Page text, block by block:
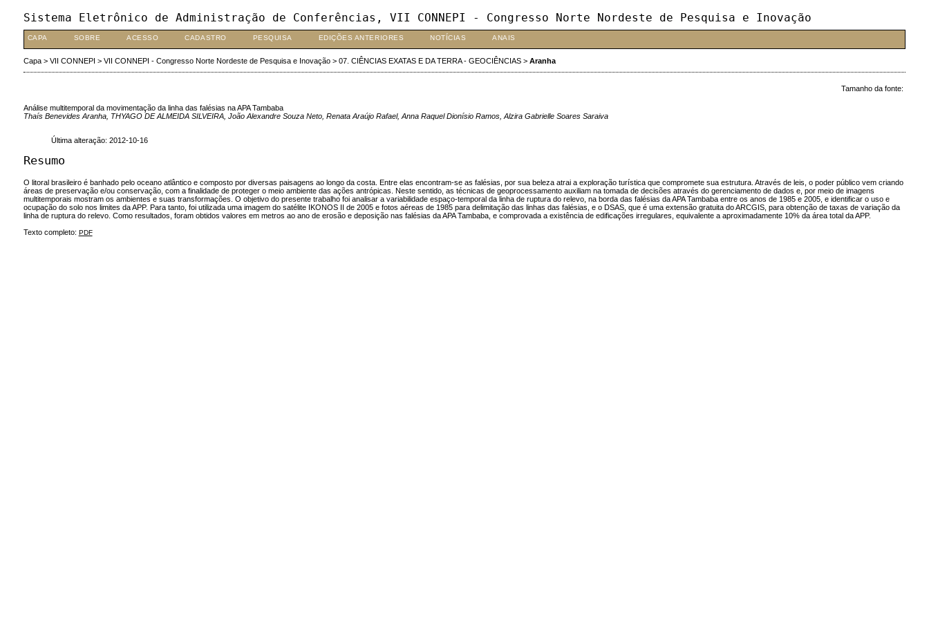
Sistema Eletrônico de Administração de Conferências, VII CONNEPI - Congresso Norte Nordeste de Pesquisa e Inovação
CAPA SOBRE ACESSO CADASTRO PESQUISA EDIÇÕES ANTERIORES NOTÍCIAS ANAIS
Capa> VII CONNEPI > VII CONNEPI - Congresso Norte Nordeste de Pesquisa e Inovação> 07. CIÊNCIAS EXATAS E DA TERRA - GEOCIÊNCIAS> Aranha
Tamanho da fonte:
Análise multitemporal da movimentação da linha das falésias na APA Tambaba
Thaís Benevides Aranha, THYAGO DE ALMEIDA SILVEIRA, João Alexandre Souza Neto, Renata Araújo Rafael, Anna Raquel Dionísio Ramos, Alzira Gabrielle Soares Saraiva
Última alteração: 2012-10-16
Resumo
O litoral brasileiro é banhado pelo oceano atlântico e composto por diversas paisagens ao longo da costa. Entre elas encontram-se as falésias, por sua beleza atrai a exploração turística que compromete sua estrutura. Através de leis, o poder público vem criando
áreas de preservação e/ou conservação, com a finalidade de proteger o meio ambiente das ações antrópicas. Neste sentido, as técnicas de geoprocessamento auxiliam na tomada de decisões através do gerenciamento de dados e, por meio de imagens
multitemporais mostram os ambientes e suas transformações. O objetivo do presente trabalho foi analisar a variabilidade espaço-temporal da linha de ruptura do relevo, na borda das falésias da APA Tambaba entre os anos de 1985 e 2005, e identificar o uso e
ocupação do solo nos limites da APP. Para tanto, foi utilizada uma imagem do satélite IKONOS II de 2005 e fotos aéreas de 1985 para delimitação das linhas das falésias, e o DSAS, que é uma extensão gratuita do ARCGIS, para obtenção de taxas de variação da
linha de ruptura do relevo. Como resultados, foram obtidos valores em metros ao ano de erosão e deposição nas falésias da APA Tambaba, e comprovada a existência de edificações irregulares, equivalente a aproximadamente 10% da área total da APP.
Texto completo: PDF